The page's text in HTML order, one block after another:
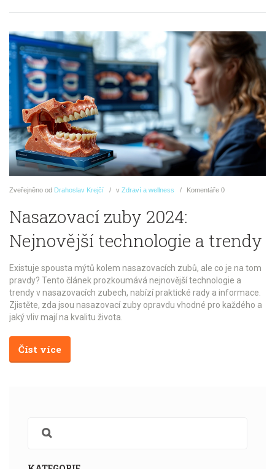
Zveřejněno od Drahoslav Krejčí v Zdraví a wellness Komentáře 0
Nasazovací zuby 2024:
Nejnovější technologie a trendy
Existuje spousta mýtů kolem nasazovacích zubů, ale co je na tom
pravdy? Tento článek prozkoumává nejnovější technologie a
trendy v nasazovacích zubech, nabízí praktické rady a informace.
Zjistěte, zda jsou nasazovací zuby opravdu vhodné pro každého a
jaký vliv mají na kvalitu života.
Číst více